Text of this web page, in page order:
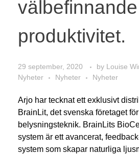
produktivitet.
29 september, 2020 by Louise
Nyheter
Nyheter Nyheter
Arjo har tecknat ett exklusivt
BrainLit, det svenska företaget
belysningsteknik. BrainLits
system är ett avancerat,
system som skapar naturliga